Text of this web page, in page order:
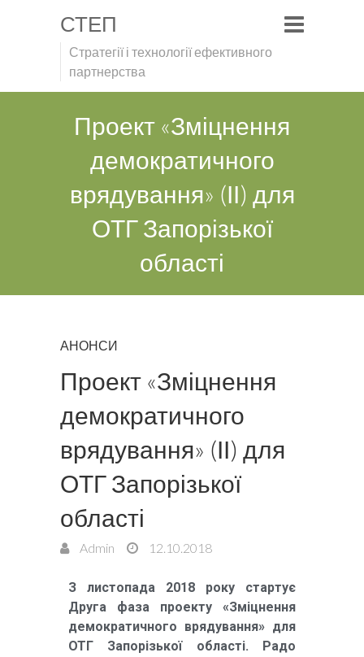
СТЕП
Стратегії і технології ефективного
партнерства
Проект «Зміцнення
демократичного
врядування» (ІІ) для
ОТГ Запорізької
області
АНОНСИ
Проект «Зміцнення
демократичного
врядування» (ІІ) для
ОТГ Запорізької
області
Admin 12.10.2018
З листопада 2018 року стартує
Друга фаза проекту «Зміцнення
демократичного врядування» для
ОТГ Запорізької області. Радо